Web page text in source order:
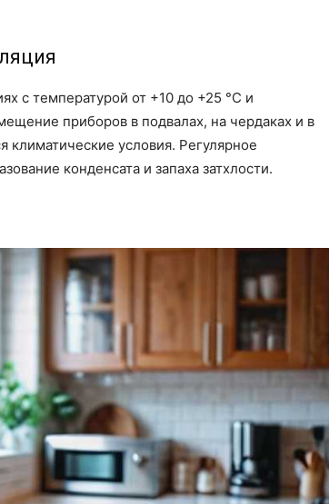
с температурой от +10 до +25 °C и
приборов в подвалах, на чердаках и в
климатические условия. Регулярное
конденсата и запаха затхлости.